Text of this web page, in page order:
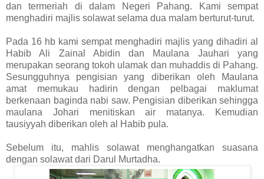
dan termeriah di dalam Negeri Pahang. Kami sempat
menghadiri majlis solawat selama dua malam berturut-turut.
Pada 16 hb kami sempat menghadiri majlis yang dihadiri al
Habib Ali Zainal Abidin dan Maulana Jauhari yang
merupakan seorang tokoh ulamak dan muhaddis di Pahang.
Sesungguhnya pengisian yang diberikan oleh Maulana
amat memukau hadirin dengan pelbagai maklumat
berkenaan baginda nabi saw. Pengisian diberikan sehingga
maulana Johari menitiskan air matanya. Kemudian
tausiyyah diberikan oleh al Habib pula.
Sebelum itu, mahlis solawat menghangatkan suasana
dengan solawat dari Darul Murtadha.